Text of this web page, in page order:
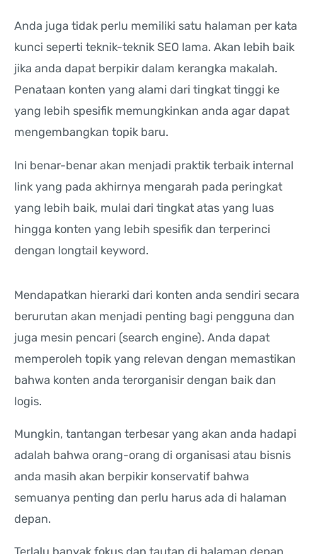
Anda juga tidak perlu memiliki satu halaman per kata
kunci seperti teknik-teknik SEO lama. Akan lebih baik
jika anda dapat berpikir dalam kerangka makalah.
Penataan konten yang alami dari tingkat tinggi ke
yang lebih spesifik memungkinkan anda agar dapat
mengembangkan topik baru.
Ini benar-benar akan menjadi praktik terbaik internal
link yang pada akhirnya mengarah pada peringkat
yang lebih baik, mulai dari tingkat atas yang luas
hingga konten yang lebih spesifik dan terperinci
dengan longtail keyword.
Mendapatkan hierarki dari konten anda sendiri secara
berurutan akan menjadi penting bagi pengguna dan
juga mesin pencari (search engine). Anda dapat
memperoleh topik yang relevan dengan memastikan
bahwa konten anda terorganisir dengan baik dan
logis.
Mungkin, tantangan terbesar yang akan anda hadapi
adalah bahwa orang-orang di organisasi atau bisnis
anda masih akan berpikir konservatif bahwa
semuanya penting dan perlu harus ada di halaman
depan.